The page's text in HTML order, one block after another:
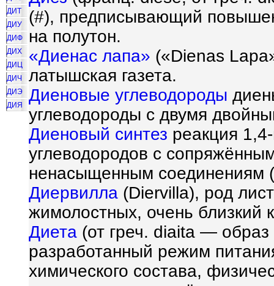
ДИТ
ДИУ
ДИФ
ДИХ
ДИЦ
ДИЧ
ДИЭ
ДИЯ
(#), предписывающий
на полутон.
«Диенас лапа» («Dienas
латышская газета.
Диеновые углеводороды
углеводороды с двумя
Диеновый синтез реакция
углеводородов с
ненасыщенным соединениям
Диервилла (Diervilla), род
жимолостных, очень близкий
Диета (от греч. diaita —
разработанный режим
химического состава,